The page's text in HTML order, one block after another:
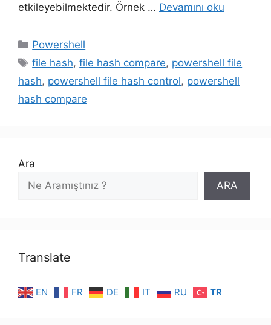
etkileyebilmektedir. Örnek … Devamını oku
Kategoriler
Powershell
Etiketler
file hash,file hash compare, powershell file
hash, powershell file hash control, powershell
hash compare
Ara
ARA
Translate
EN FR DE IT RU TR